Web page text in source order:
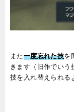
また一度忘れた技を
きます（旧作でいう
技を入れ替えられる